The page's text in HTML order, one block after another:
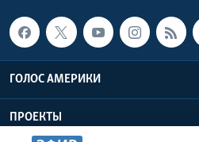
ГОЛОС АМЕРИКИ
ПРОЕКТЫ